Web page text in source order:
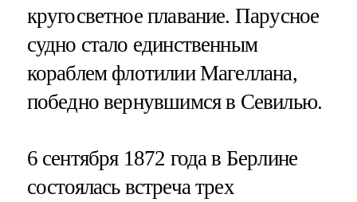
кругосветное плавание. Парусное
судно стало единственным
кораблем флотилии Магеллана,
победно вернувшимся в Севилью.
6 сентября 1872 года в Берлине
состоялась встреча трех